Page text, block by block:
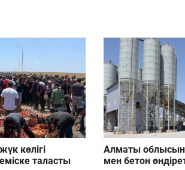
көлігі
таласты
Алматы
мен бетон